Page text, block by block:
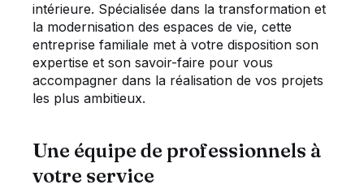
intérieure. Spécialisée dans la transformation et
la modernisation des espaces de vie, cette
entreprise familiale met à votre disposition son
expertise et son savoir-faire pour vous
accompagner dans la réalisation de vos projets
les plus ambitieux.
Une équipe de professionnels à
votre service